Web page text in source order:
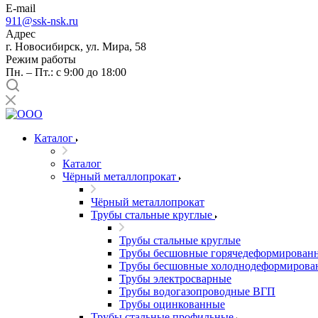
E-mail
911@ssk-nsk.ru
Адрес
г. Новосибирск, ул. Мира, 58
Режим работы
Пн. – Пт.: с 9:00 до 18:00
Каталог
Каталог
Чёрный металлопрокат
Чёрный металлопрокат
Трубы стальные круглые
Трубы стальные круглые
Трубы бесшовные
Трубы бесшовные
Трубы электросварные
Трубы водогазопроводные ВГП
Трубы оцинкованные